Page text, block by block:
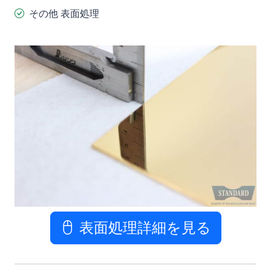
その他 表面処理
表面処理詳細を見る